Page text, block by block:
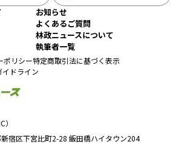
宿区下宮比町2-28 飯田橋ハイタウン204
お知らせ
よくあるご質問
林政ニュースについて
執筆者一覧
ポリシー特定商取引法に基づく表示
イドライン